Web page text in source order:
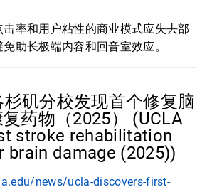
率和用户粘性的商业模式应失去部
助长极端内容和回音室效应。
矶分校发现首个修复脑
药物（2025） (UCLA
stroke rehabilitation
brain damage (2025))
news/ucla-discovers-first-